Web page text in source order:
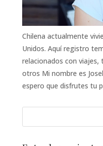
Chilena actualmente
Unidos. Aquí registro
relacionados con
otros Mi nombre es
espero que disfrutes tu